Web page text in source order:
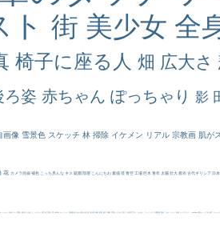
ト 街 美少女 全
椅子に座る人 畑 広大さ
ろ姿 赤ちゃん ぽっちゃり 影
画像 雪景色 スケッチ 林 掃除 イケメン リアル 宗教画 肌が
花 カメラ目線 補色 こっち見んな キス 庭園 部屋 こんにちわ 素描 塔 青空 工場 巨木 青年 太陽 壮大 着衣 古代ギリシア 日
ハーレム 女神 ローマ教皇 奥行き 火起こし シスター 東方の三博士 114514 かっこいい 受胎告知 天から覗き込む顔 設計図 挿絵 群衆 親子 裸婦 可愛い ピサロ ＃名画で学ぶ「たるみ」 ニーソックス 躍動感 黄色 こわい コート 畦道 レンブラント・ sekkusu 暖かい バブみ 靴下 ショッ